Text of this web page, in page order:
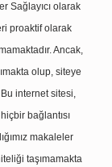
Sağlayıcı olarak
proaktif olarak
Ancak,
olup, siteye
internet sitesi,
bağlantısı
makaleler
taşımamakta